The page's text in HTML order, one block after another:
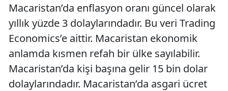
Macaristan’da enflasyon oranı güncel olarak
yıllık yüzde 3 dolaylarındadır. Bu veri Trading
Economics’e aittir. Macaristan ekonomik
anlamda kısmen refah bir ülke sayılabilir.
Macaristan’da kişi başına gelir 15 bin dolar
dolaylarındadır. Macaristan’da asgari ücret